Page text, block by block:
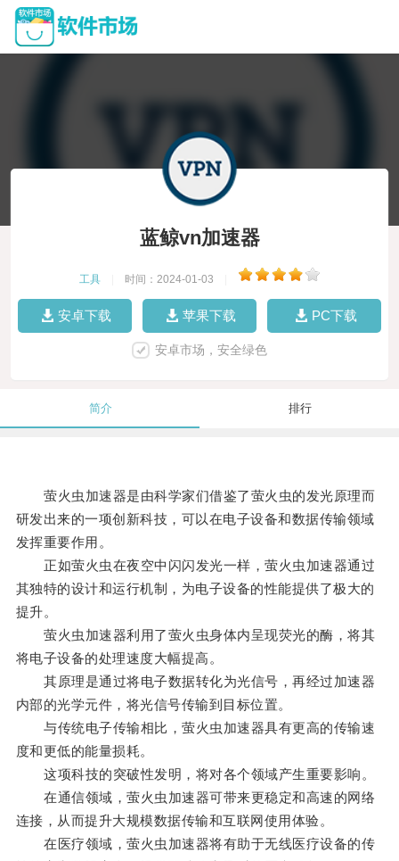
蓝鲸vn加速器
工具 时间：2024-01-03
安卓下载 苹果下载 PC下载
安卓市场，安全绿色
简介 排行
萤火虫加速器是由科学家们借鉴了萤火虫的发光原理而
研发出来的一项创新科技，可以在电子设备和数据传输领域
发挥重要作用。
正如萤火虫在夜空中闪闪发光一样，萤火虫加速器通过
其独特的设计和运行机制，为电子设备的性能提供了极大的
提升。
萤火虫加速器利用了萤火虫身体内呈现荧光的酶，将其
将电子设备的处理速度大幅提高。
其原理是通过将电子数据转化为光信号，再经过加速器
内部的光学元件，将光信号传输到目标位置。
与传统电子传输相比，萤火虫加速器具有更高的传输速
度和更低的能量损耗。
这项科技的突破性发明，将对各个领域产生重要影响。
在通信领域，萤火虫加速器可带来更稳定和高速的网络
连接，从而提升大规模数据传输和互联网使用体验。
在医疗领域，萤火虫加速器将有助于无线医疗设备的传